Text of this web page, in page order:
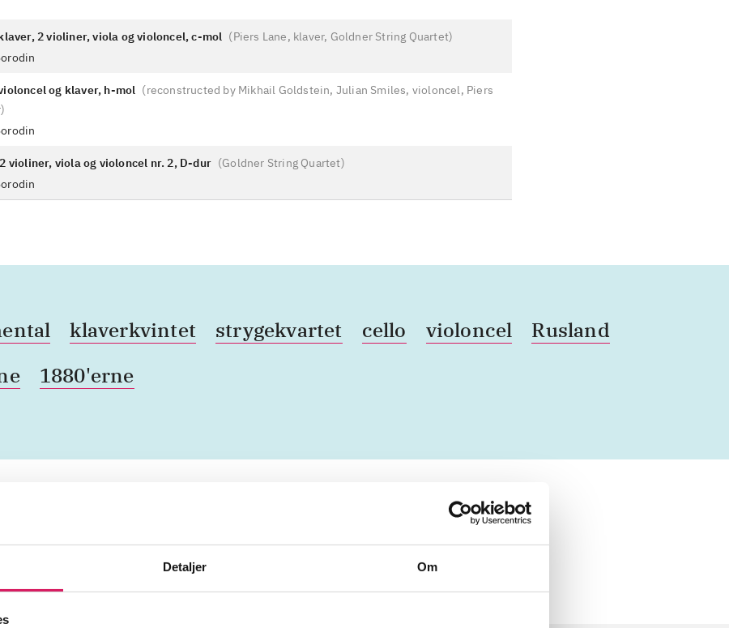
Detaljer Om
2 violiner, viola og violoncel, c-mol (Piers Lane, klaver, Goldner String Quartet)
og klaver, h-mol (reconstructed by Mikhail Goldstein, Julian Smiles, violoncel, Piers
)
violiner, viola og violoncel nr. 2, D-dur (Goldner String Quartet)
klaverkvintet strygekvartet cello violoncel
Rusland
1880'erne
Tidsskrift